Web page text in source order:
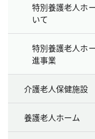
特別養護老人ホ
いて
特別養護老人ホ
進事業
介護老人保健施設
養護老人ホーム